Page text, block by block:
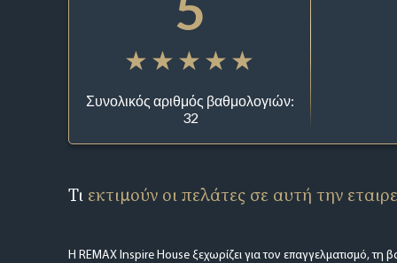
Συνολικός αριθμός βαθμολογιών:
32
Τι εκτιμούν οι πελάτες σε αυτή την
Η REMAX Inspire House ξεχωρίζει για τον επαγγελματισμό, τη